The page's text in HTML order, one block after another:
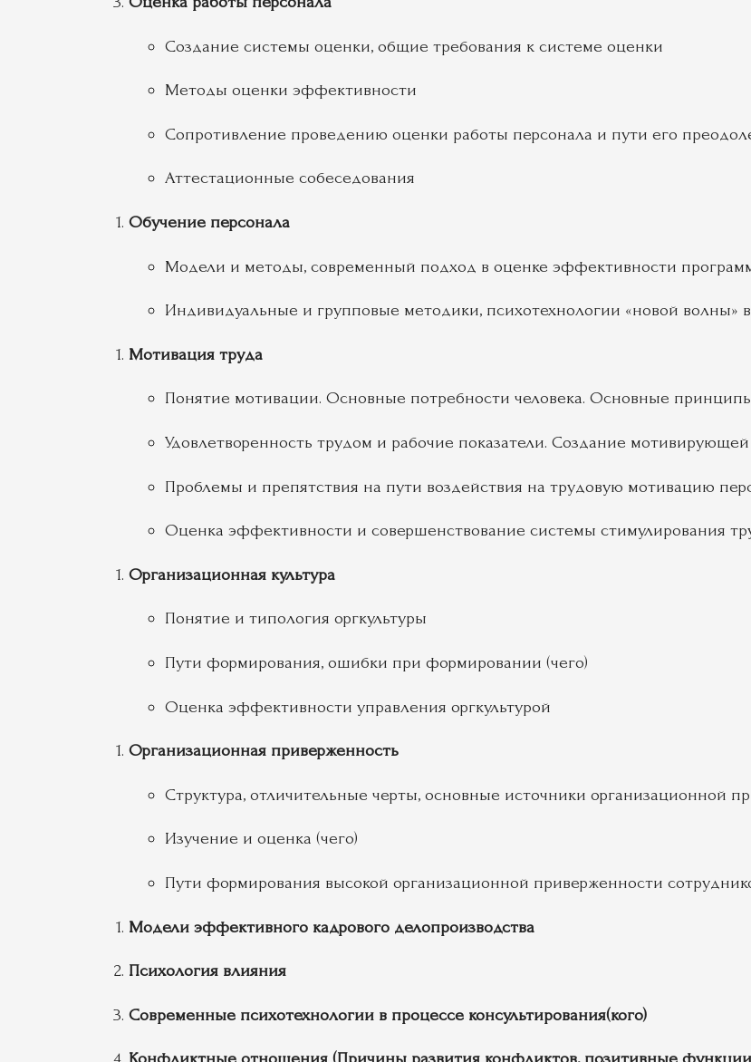
Создание системы оценки, общие требования к системе оценки
Методы оценки эффективности
Сопротивление проведению оценки работы персонала и пути его
Аттестационные собеседования
Обучение персонала
Модели и методы, современный подход в оценке эффективности
Индивидуальные и групповые методики, психотехнологии «новой волны»
Мотивация труда
Понятие мотивации. Основные потребности человека. Основные
Удовлетворенность трудом и рабочие показатели. Создание
Проблемы и препятствия на пути воздействия на трудовую мотивацию
Оценка эффективности и совершенствование системы стимулирования
Организационная культура
Понятие и типология оргкультуры
Пути формирования, ошибки при формировании (чего)
Оценка эффективности управления оргкультурой
Организационная приверженность
Структура, отличительные черты, основные источники организационной
Изучение и оценка (чего)
Пути формирования высокой организационной приверженности
Модели эффективного кадрового делопроизводства
Психология влияния
Современные психотехнологии в процессе консультирования(кого)